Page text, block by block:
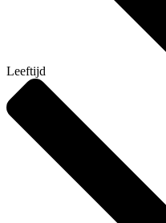
Leeftijd